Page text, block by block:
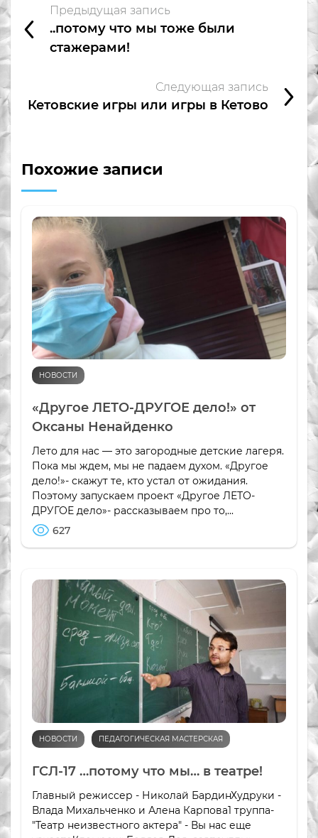
Предыдущая запись
..потому что мы тоже были
стажерами!
Следующая запись
Кетовские игры или игры в Кетово
Похожие записи
НОВОСТИ
«Другое ЛЕТО-ДРУГОЕ дело!» от
Оксаны Ненайденко
Лето для нас — это загородные детские лагеря.
Пока мы ждем, мы не падаем духом. «Другое
дело!»- скажут те, кто устал от ожидания.
Поэтому запускаем проект «Другое ЛЕТО-
ДРУГОЕ дело»- рассказываем про то,...
627
НОВОСТИ ПЕДАГОГИЧЕСКАЯ МАСТЕРСКАЯ
ГСЛ-17 …потому что мы… в театре!
Главный режиссер - Николай БардинХудруки -
Влада Михальченко и Алена Карпова1 труппа-
"Театр неизвестного актера" - Вы нас еще